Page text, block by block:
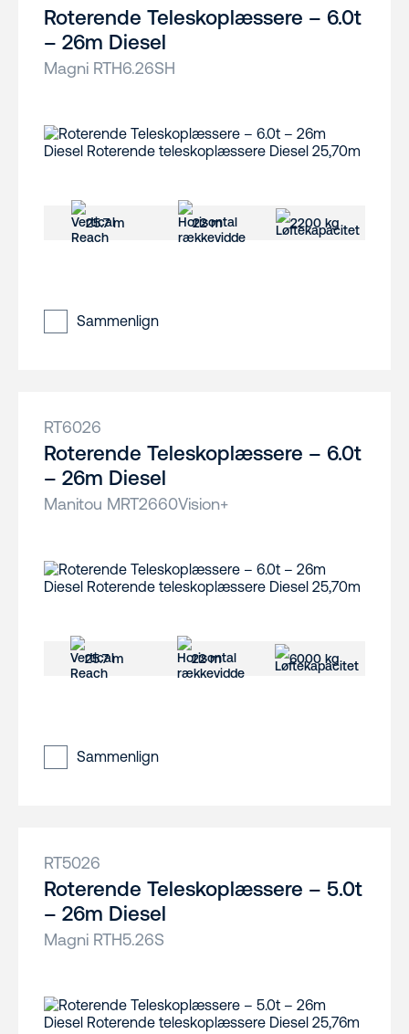
Roterende Teleskoplæssere – 6.0t
– 26m Diesel
Magni RTH6.26SH
25.7 m 22 m 2200 kg
Sammenlign
RT6026
Roterende Teleskoplæssere – 6.0t
– 26m Diesel
Manitou MRT2660Vision+
25.7 m 22 m 6000 kg
Sammenlign
RT5026
Roterende Teleskoplæssere – 5.0t
– 26m Diesel
Magni RTH5.26S